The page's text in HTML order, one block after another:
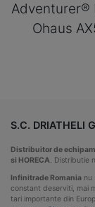
Adventurer®
Ohaus
S.C. DRIATHELI
Distribuitor de
si HORECA . Distributie
Infinitrade Romania nu
constant deserviti, mai
tari importante din